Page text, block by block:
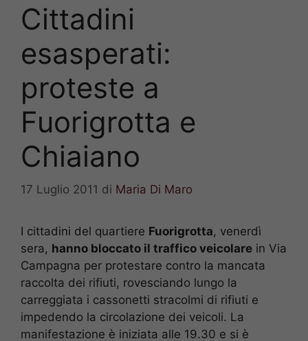
Cittadini
esasperati:
proteste a
Fuorigrotta e
Chiaiano
17 Luglio 2011 di Maria Di Maro
I cittadini del quartiere Fuorigrotta, venerdì
sera, hanno bloccato il traffico veicolare in Via
Campagna per protestare contro la mancata
raccolta dei rifiuti, rovesciando lungo la
carreggiata i cassonetti stracolmi di rifiuti e
impedendo la circolazione dei veicoli. La
manifestazione è iniziata alle 19.30 e si è